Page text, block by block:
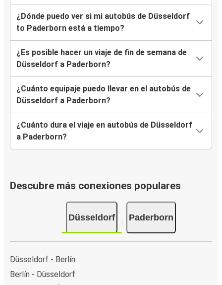
¿Dónde puedo ver si mi autobús de Düsseldorf
to Paderborn está a tiempo?
¿Es posible hacer un viaje de fin de semana de
Düsseldorf a Paderborn?
¿Cuánto equipaje puedo llevar en el autobús de
Düsseldorf a Paderborn?
¿Cuánto dura el viaje en autobús de Düsseldorf
a Paderborn?
Descubre más conexiones populares
Düsseldorf Paderborn
Düsseldorf - Berlín
Berlín - Düsseldorf